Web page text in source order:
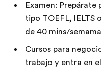
Examen: Prepárate
tipo TOEFL, IELTS
de 40 mins/
Cursos para
trabajo y entra en